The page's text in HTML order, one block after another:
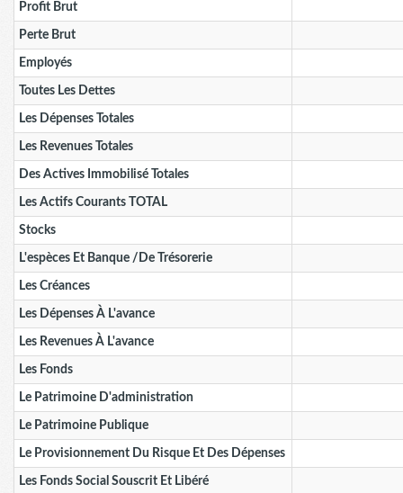
Profit Brut
Perte Brut
Employés
Toutes Les Dettes
Les Dépenses Totales
Les Revenues Totales
Des Actives Immobilisé Totales
Les Actifs Courants TOTAL
Stocks
L'espèces Et Banque /de Trésorerie
Les Créances
Les Dépenses À L'avance
Les Revenues À L'avance
Les Fonds
Le Patrimoine D'administration
Le Patrimoine Publique
Le Provisionnement Du Risque Et Des Dépenses
Les Fonds Social Souscrit Et Libéré